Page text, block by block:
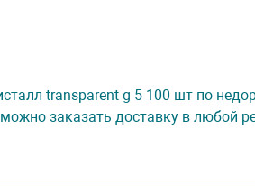
transparent g 5 100 шт по
заказать доставку в любой